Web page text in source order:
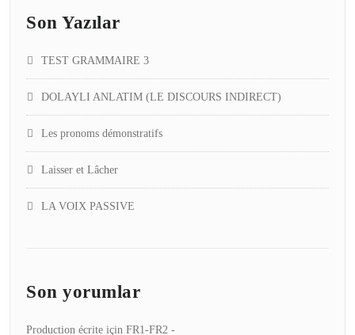
Son Yazılar
TEST GRAMMAIRE 3
DOLAYLI ANLATIM (LE DISCOURS INDIRECT)
Les pronoms démonstratifs
Laisser et Lâcher
LA VOIX PASSIVE
Son yorumlar
Production écrite için FR1-FR2 -